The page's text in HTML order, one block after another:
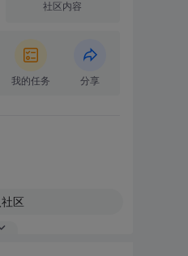
社区内容
我的任务 分享
区